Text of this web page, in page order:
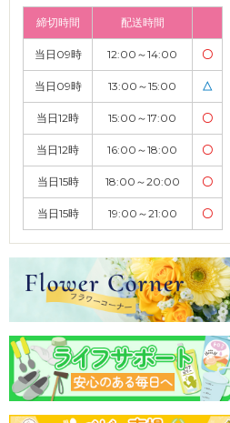
締切時間 配送時間
当日09時 12:00～14:00 〇
当日09時 13:00～15:00 △
当日12時 15:00～17:00 〇
当日12時 16:00～18:00 〇
当日15時 18:00～20:00 〇
当日15時 19:00～21:00 〇